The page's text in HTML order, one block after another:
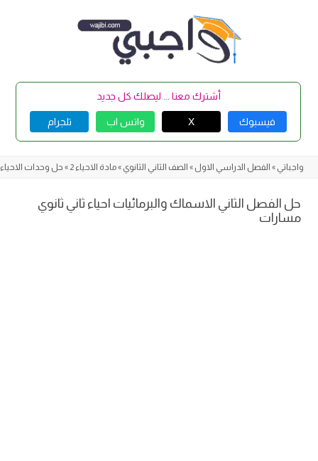
أشترك معنا ... ليصلك كل جديد
فيسبوك X واتس اب تلجرام
واجباتي » الفصل الدراسي الاول » الصف الثاني الثانوي »مادة الاحياء 2 » حل وحدات الاحياء
حل الفصل الثاني الاسماك والبرمائيات احياء ثاني ثانوي
مسارات